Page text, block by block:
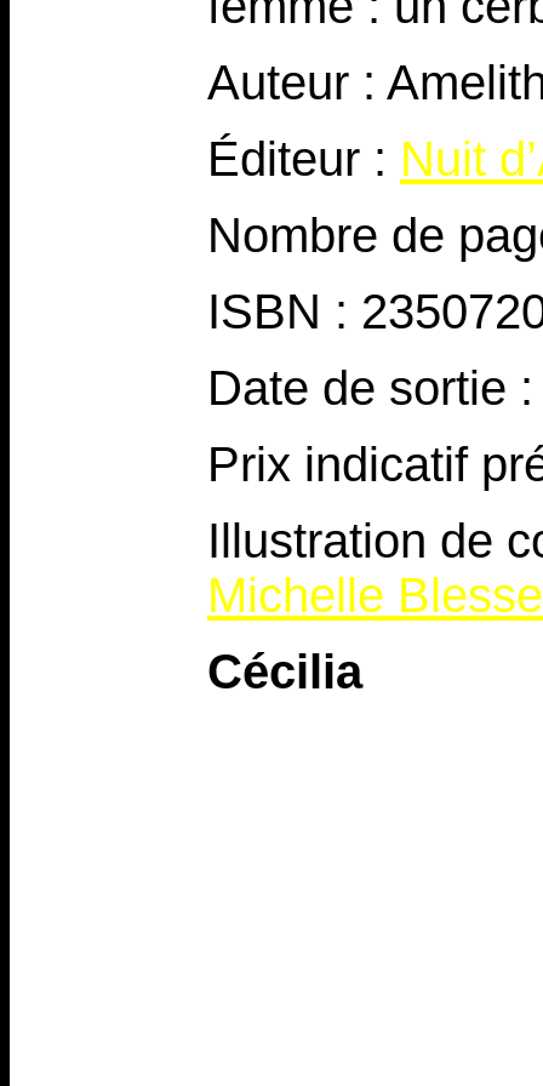
Auteur :
Éditeur : Nuit
Nombre de
ISBN :
Date de sortie
Prix indicatif
Illustration de
Michelle
Cécilia